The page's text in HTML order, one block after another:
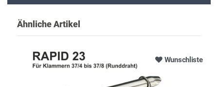
Ähnliche Artikel
Wunschliste